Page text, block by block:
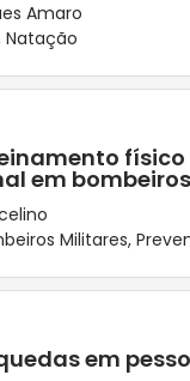
Amaro
Natação
em
Militares,
em